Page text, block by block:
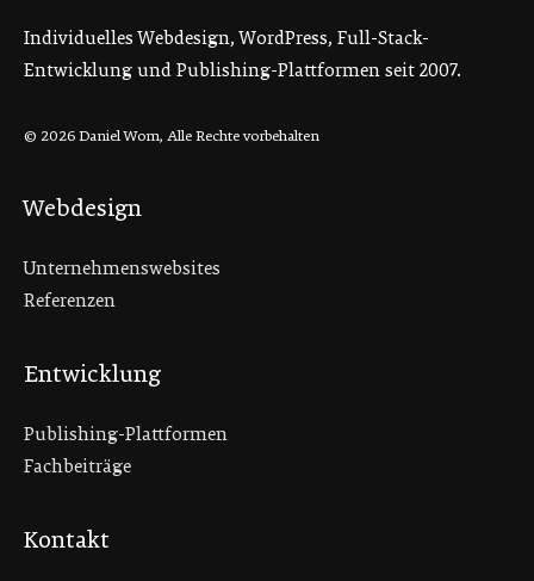
Individuelles Webdesign, WordPress, Full-Stack-
Entwicklung und Publishing-Plattformen seit 2007.
© 2026 Daniel Wom, Alle Rechte vorbehalten
Webdesign
Unternehmenswebsites
Referenzen
Entwicklung
Publishing-Plattformen
Fachbeiträge
Kontakt